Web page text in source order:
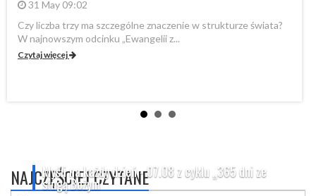
31 May 09:02
Czy liczba trzy ma szczególne znaczenie w strukturze świata?
W najnowszym odcinku „Ewangelii z...
Czytaj więcej
NAJCZĘŚCIEJ CZYTANE
Myśli na każdy dzień - 07.08 z cyklu „365 dni ze
sługą Bożym